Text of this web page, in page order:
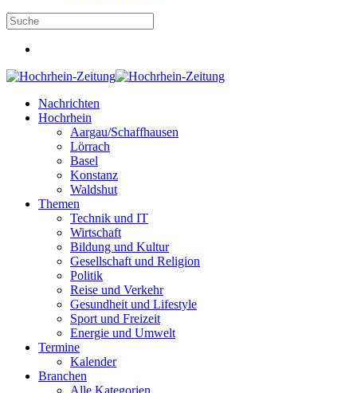
Nachrichten
Hochrhein
Aargau/Schaffhausen
Lörrach
Basel
Konstanz
Waldshut
Themen
Technik und IT
Wirtschaft
Bildung und Kultur
Gesellschaft und Religion
Politik
Reise und Verkehr
Gesundheit und Lifestyle
Sport und Freizeit
Energie und Umwelt
Termine
Kalender
Branchen
Alle Kategorien